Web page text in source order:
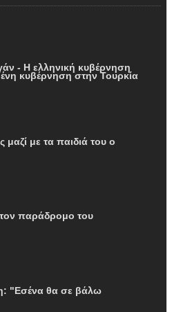
- Η ελληνική κυβέρνηση
κυβέρνηση στην Τουρκία
με τα παιδιά του ο
παράδρομο του
"Εσένα θα σε βάλω